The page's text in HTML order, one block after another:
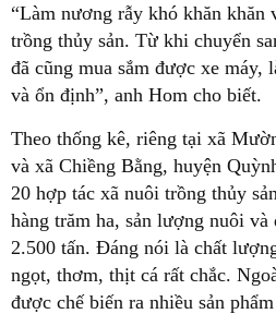
“Làm nương rẫy khó khăn khăn
trồng thủy sản. Từ khi chuyển
đã cũng mua sắm được xe máy,
và ổn định”, anh Hom cho biết.
Theo thống kê, riêng tại xã
và xã Chiềng Bằng, huyện
20 hợp tác xã nuôi trồng thủy
hàng trăm ha, sản lượng nuôi và
2.500 tấn. Đáng nói là chất
ngọt, thơm, thịt cá rất chắc.
được chế biến ra nhiều sản